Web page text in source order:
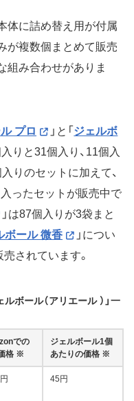
体に詰め替え用が付属
が複数個まとめて販売
組み合わせがありま
プロ 」と「 ジェルボ
入りと31個入り、11個入
りのセットに加えて、
ったセットが販売中で
」は87個入りが3袋まと
ボール 微香
」につい
されています。
ボール（アリエール ）」一
での
格 ※
ジェルボール1個
あたりの価格 ※
45円